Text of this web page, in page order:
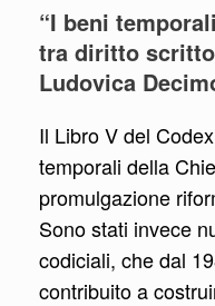
“I beni
tra diritto
Ludovica
Il Libro V del
temporali della
promulgazione
Sono stati invece
codiciali, che dal
contribuito a